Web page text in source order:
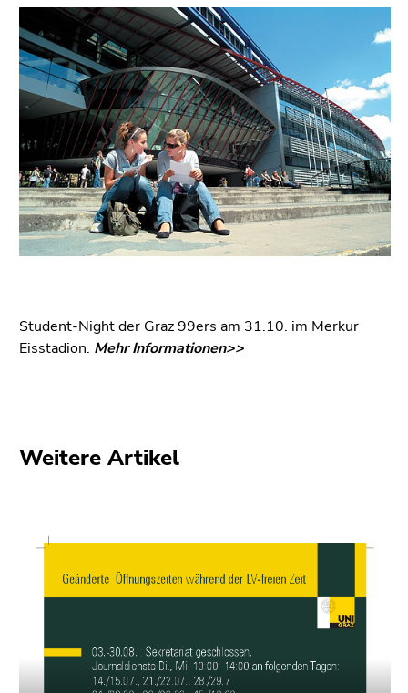
Sie diesen
Link.
Zum
Inhalt
(Zugriffstaste
1)
Zur
Positionsanzeige
(Zugriffstaste
2)
Zur
3)
Zu
Zu
(Zugriffstaste
Seitenbereiche
Student-Night der Graz 99ers am 31.10. im Merkur
Eisstadion. Mehr Informationen>>
Weitere Artikel